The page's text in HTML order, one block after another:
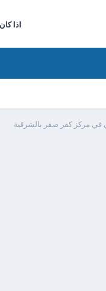
اذا
في مركز كفر صقر بالشرقية